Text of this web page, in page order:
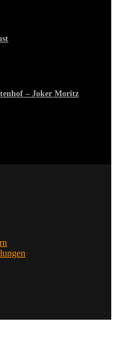
– Joker Moritz